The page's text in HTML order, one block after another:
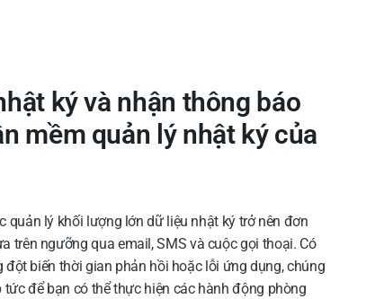
ký và nhận thông báo
mềm quản lý nhật ký của
quản lý khối lượng lớn dữ liệu nhật ký trở nên đơn
trên ngưỡng qua email, SMS và cuộc gọi thoại. Có
đột biến thời gian phản hồi hoặc lỗi ứng dụng, chúng
để bạn có thể thực hiện các hành động phòng